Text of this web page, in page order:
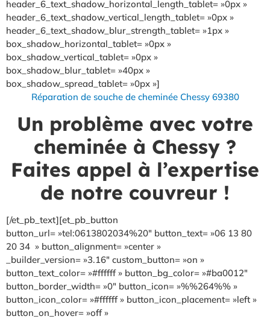
header_6_text_shadow_horizontal_length_tablet= »0px »
header_6_text_shadow_vertical_length_tablet= »0px »
header_6_text_shadow_blur_strength_tablet= »1px »
box_shadow_horizontal_tablet= »0px »
box_shadow_vertical_tablet= »0px »
box_shadow_blur_tablet= »40px »
box_shadow_spread_tablet= »0px »]
Réparation de souche de cheminée Chessy 69380
Un problème avec votre
cheminée à Chessy ?
Faites appel à l’expertise
de notre couvreur !
[/et_pb_text][et_pb_button
button_url= »tel:0613802034%20″ button_text= »06 13 80
20 34 » button_alignment= »center »
_builder_version= »3.16″ custom_button= »on »
button_text_color= »#ffffff » button_bg_color= »#ba0012″
button_border_width= »0″ button_icon= »%%264%% »
button_icon_color= »#ffffff » button_icon_placement= »left »
button_on_hover= »off »